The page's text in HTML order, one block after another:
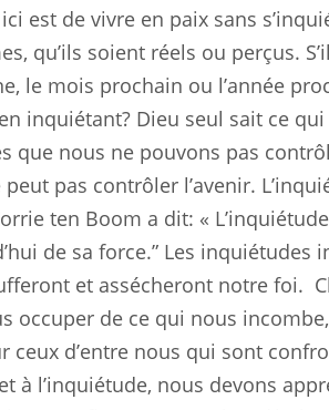
est de vivre en paix sans
qu’ils soient réels ou perçus.
le mois prochain ou l’année
inquiétant? Dieu seul sait ce
que nous ne pouvons pas
pas contrôler l’avenir.
ten Boom a dit: «
de sa force.” Les inquiétudes
et assécheront notre foi.
occuper de ce qui nous
ceux d’entre nous qui sont
à l’inquiétude, nous devons